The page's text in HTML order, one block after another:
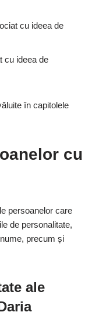
cu ideea de
cu ideea de
în capitolele
cu
persoanelor care
de personalitate,
precum și
ale